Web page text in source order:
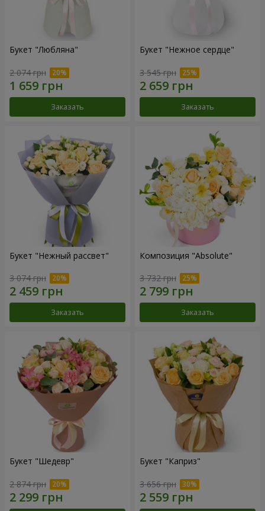
Букет "Любляна"
2 074 грн
Заказать
Букет "Нежное сердце"
3 545 грн
Заказать
Букет "Нежный рассвет"
3 074 грн
Заказать
Композиция "Absolute"
3 732 грн
Заказать
Букет "Шедевр"
2 874 грн
Букет "Каприз"
3 656 грн